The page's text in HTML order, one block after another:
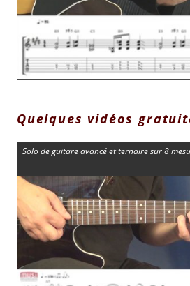
Quelques vidéos
Solo de guitare avancé et ternaire sur 8